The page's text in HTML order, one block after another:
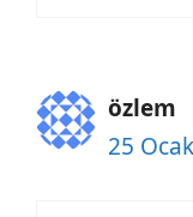
özlem
25